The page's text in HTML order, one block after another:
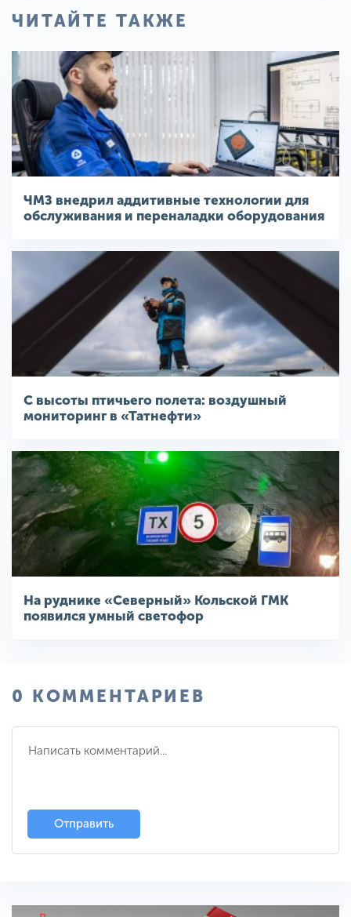
ЧИТАЙТЕ ТАКЖЕ
ЧМЗ внедрил аддитивные технологии для
обслуживания и переналадки оборудования
С высоты птичьего полета: воздушный
мониторинг в «Татнефти»
На руднике «Северный» Кольской ГМК
появился умный светофор
0 КОММЕНТАРИЕВ
Отправить